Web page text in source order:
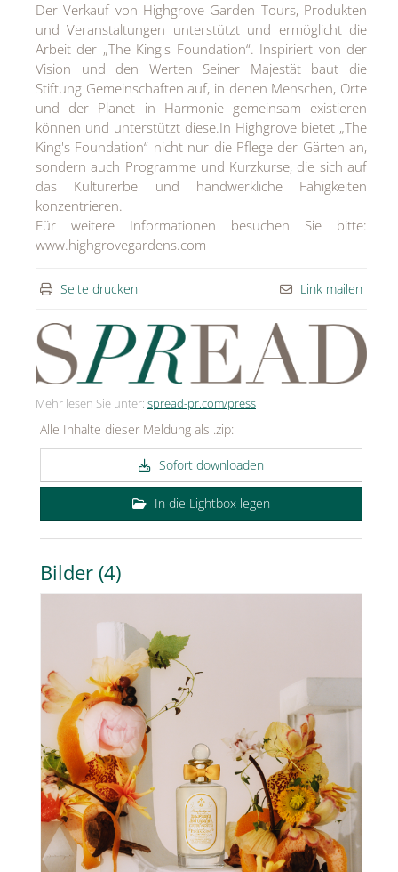
Der Verkauf von Highgrove Garden Tours, Produkten
und Veranstaltungen unterstützt und ermöglicht die
Arbeit der „The King's Foundation“. Inspiriert von der
Vision und den Werten Seiner Majestät baut die
Stiftung Gemeinschaften auf, in denen Menschen, Orte
und der Planet in Harmonie gemeinsam existieren
können und unterstützt diese.In Highgrove bietet „The
King's Foundation“ nicht nur die Pflege der Gärten an,
sondern auch Programme und Kurzkurse, die sich auf
das Kulturerbe und handwerkliche Fähigkeiten
konzentrieren.
Für weitere Informationen besuchen Sie bitte:
www.highgrovegardens.com
Seite drucken Link mailen
Mehr lesen Sie unter: spread-pr.com/press
Alle Inhalte dieser Meldung als .zip:
Sofort downloaden
In die Lightbox legen
Bilder (4)